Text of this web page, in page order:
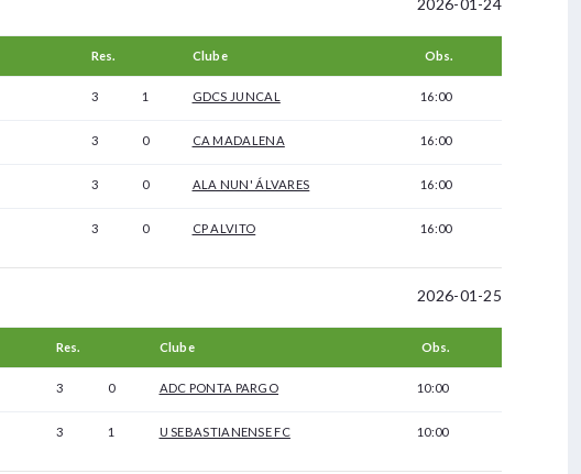
Res. Clube Obs.
3 1 GDCS JUNCAL 16:00
3 0 CA MADALENA 16:00
3 0 ALA NUN' ÁLVARES 16:00
3 0 CP ALVITO 16:00
2026-01-25
Res. Clube Obs.
3 0 ADC PONTA PARGO 10:00
3 1 U SEBASTIANENSE FC 10:00